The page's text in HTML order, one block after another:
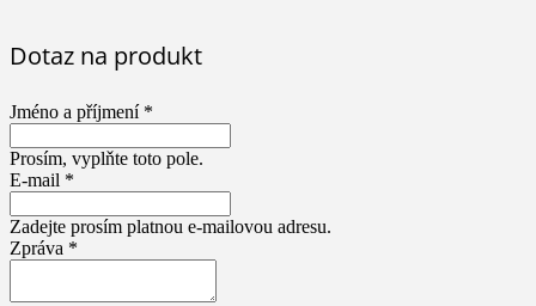
Dotaz na produkt
Jméno a příjmení *
Prosím, vyplňte toto pole.
E-mail *
Zadejte prosím platnou e-mailovou adresu.
Zpráva *